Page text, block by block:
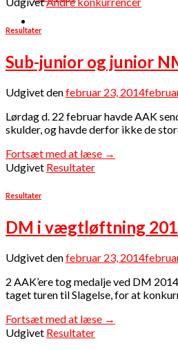
Resultater
Sub-junior og junior
Udgivet denfebruar 23, 2014
Lørdag d. 22 februar havde AAK
skulder, og havde derfor ikke de
Fortsæt med at læse →
Udgivet Resultater
Resultater
DM i vægtløftning
Udgivet denfebruar 23, 2014
2 AAK’ere tog medalje ved DM
taget turen til Slagelse, for at
Fortsæt med at læse →
Udgivet Resultater